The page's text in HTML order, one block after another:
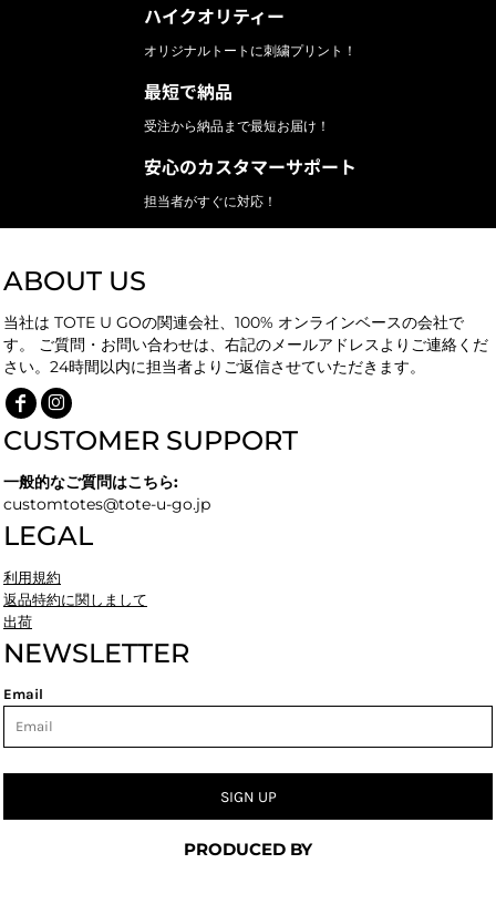
ハイクオリティー
オリジナルトートに刺繍プリント！
最短で納品
受注から納品まで最短お届け！
安心のカスタマーサポート
担当者がすぐに対応！
ABOUT US
当社は TOTE U GOの関連会社、100% オンラインベースの会社で
す。 ご質問・お問い合わせは、右記のメールアドレスよりご連絡くだ
さい。24時間以内に担当者よりご返信させていただきます。
CUSTOMER SUPPORT
一般的なご質問はこちら:
customtotes@tote-u-go.jp
LEGAL
利用規約
返品特約に関しまして
出荷
NEWSLETTER
Email
SIGN UP
PRODUCED BY